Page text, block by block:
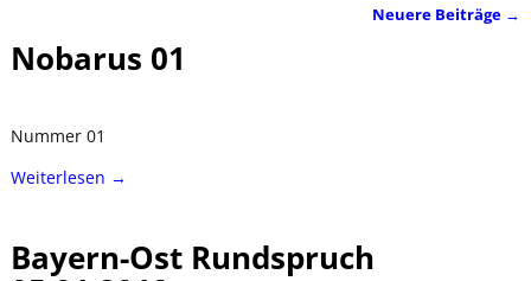
Neuere Beiträge →
Nobarus 01
Nummer 01
Weiterlesen →
Bayern-Ost Rundspruch